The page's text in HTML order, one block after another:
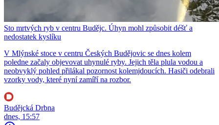
Sto mrtvých ryb v centru Budějc. Úhyn mohl způsobit déšť a
nedostatek kyslíku
V Mlýnské stoce v centru Českých Budějovic se dnes kolem
poledne začaly objevovat uhynulé ryby. Jejich těla plula vodou a
neobvyklý pohled přilákal pozornost kolemjdoucích. Hasiči odebrali
vzorky vody, které nyní zamíří na rozbor.
Budějcká Drbna
dnes, 15:57